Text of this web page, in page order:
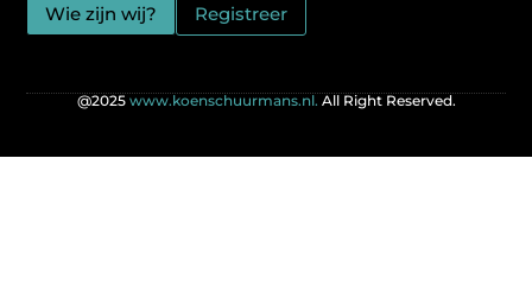
Wie zijn wij? Registreer
@2025 www.koenschuurmans.nl. All Right Reserved.